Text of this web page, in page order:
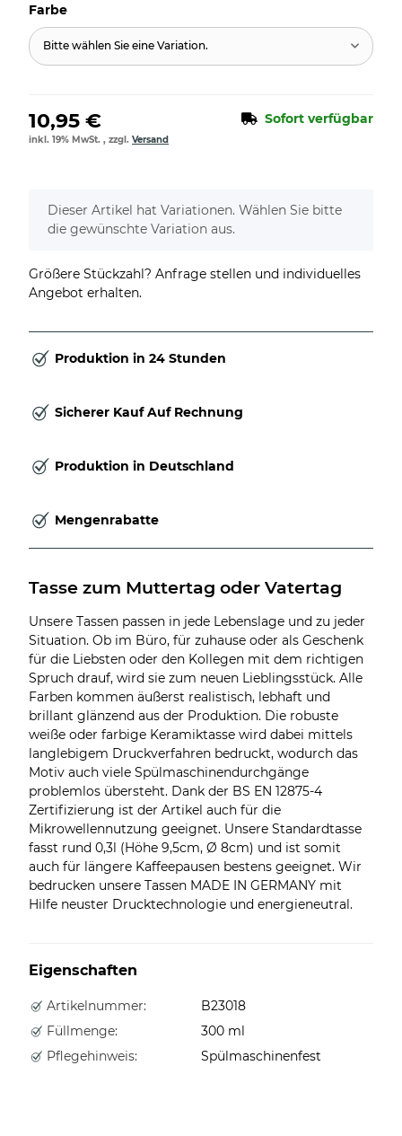
Farbe
Bitte wählen Sie eine Variation.
10,95 € Sofort verfügbar
inkl. 19% MwSt. , zzgl. Versand
x
Dieser Artikel hat Variationen. Wählen Sie bitte
die gewünschte Variation aus.
Größere Stückzahl? Anfrage stellen und individuelles
Angebot erhalten.
Produktion in 24 Stunden
Sicherer Kauf Auf Rechnung
Produktion in Deutschland
Mengenrabatte
Tasse zum Muttertag oder Vatertag
Unsere Tassen passen in jede Lebenslage und zu jeder
Situation. Ob im Büro, für zuhause oder als Geschenk
für die Liebsten oder den Kollegen mit dem richtigen
Spruch drauf, wird sie zum neuen Lieblingsstück. Alle
Farben kommen äußerst realistisch, lebhaft und
brillant glänzend aus der Produktion. Die robuste
weiße oder farbige Keramiktasse wird dabei mittels
langlebigem Druckverfahren bedruckt, wodurch das
Motiv auch viele Spülmaschinendurchgänge
problemlos übersteht. Dank der BS EN 12875-4
Zertifizierung ist der Artikel auch für die
Mikrowellennutzung geeignet. Unsere Standardtasse
fasst rund 0,3l (Höhe 9,5cm, Ø 8cm) und ist somit
auch für längere Kaffeepausen bestens geeignet. Wir
bedrucken unsere Tassen MADE IN GERMANY mit
Hilfe neuster Drucktechnologie und energieneutral.
Eigenschaften
Artikelnummer:
B23018
Füllmenge:
300 ml
Pflegehinweis:
Spülmaschinenfest